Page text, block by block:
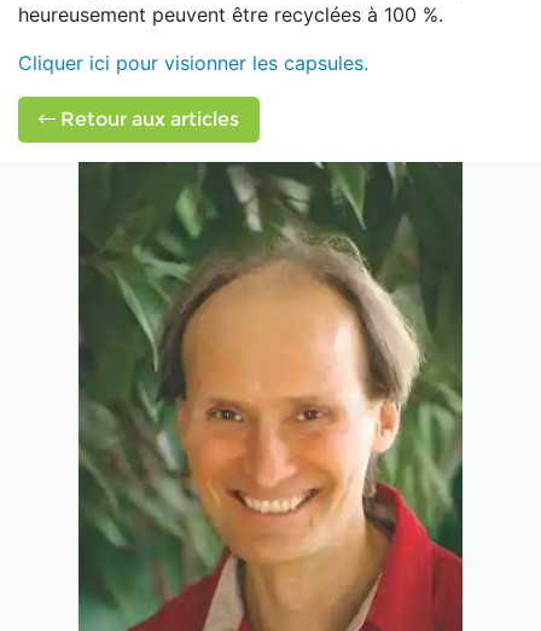
heureusement peuvent être recyclées à 100 %.
Cliquer ici pour visionner les capsules.
Retour aux articles